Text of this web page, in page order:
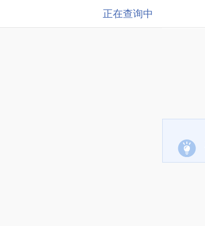
正在查询中